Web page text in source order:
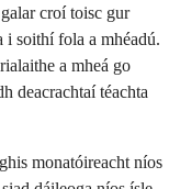
croí toisc gur
i soithí fola a mhéadú.
a mheá go
deacrachtaí téachta
monatóireacht níos